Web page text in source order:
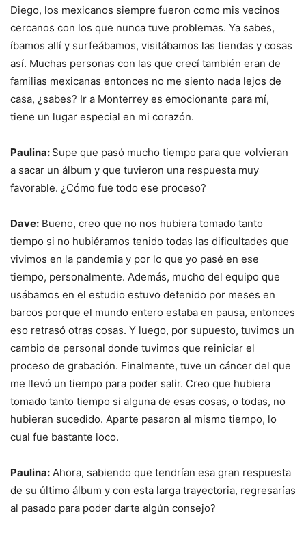
Diego, los mexicanos siempre fueron como mis vecinos
cercanos con los que nunca tuve problemas. Ya sabes,
íbamos allí y surfeábamos, visitábamos las tiendas y cosas
así. Muchas personas con las que crecí también eran de
familias mexicanas entonces no me siento nada lejos de
casa, ¿sabes? Ir a Monterrey es emocionante para mí,
tiene un lugar especial en mi corazón.
Paulina: Supe que pasó mucho tiempo para que volvieran
a sacar un álbum y que tuvieron una respuesta muy
favorable. ¿Cómo fue todo ese proceso?
Dave: Bueno, creo que no nos hubiera tomado tanto
tiempo si no hubiéramos tenido todas las dificultades que
vivimos en la pandemia y por lo que yo pasé en ese
tiempo, personalmente. Además, mucho del equipo que
usábamos en el estudio estuvo detenido por meses en
barcos porque el mundo entero estaba en pausa, entonces
eso retrasó otras cosas. Y luego, por supuesto, tuvimos un
cambio de personal donde tuvimos que reiniciar el
proceso de grabación. Finalmente, tuve un cáncer del que
me llevó un tiempo para poder salir. Creo que hubiera
tomado tanto tiempo si alguna de esas cosas, o todas, no
hubieran sucedido. Aparte pasaron al mismo tiempo, lo
cual fue bastante loco.
Paulina: Ahora, sabiendo que tendrían esa gran respuesta
de su último álbum y con esta larga trayectoria, regresarías
al pasado para poder darte algún consejo?